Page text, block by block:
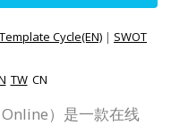
Cycle(EN) | SWOT
TW CN
）是一款在线